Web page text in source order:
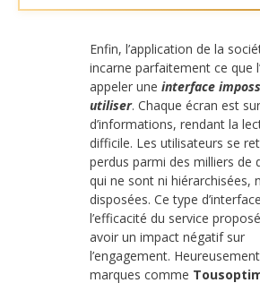
Enfin, l’application de la
incarne parfaitement ce que
appeler une interface
utiliser. Chaque écran est
d’informations, rendant la
difficile. Les utilisateurs se
perdus parmi des milliers de
qui ne sont ni hiérarchisées,
disposées. Ce type
l’efficacité du service
avoir un impact négatif sur
l’engagement.
marques comme